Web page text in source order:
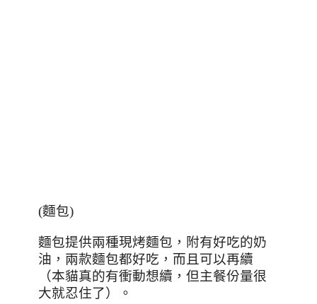
(麵包)
麵包提供兩種現烤麵包，附有好吃的奶
油，兩款麵包都好吃，而且可以再續
（本貓真的有衝動想續，但主餐份量很
大就忍住了）。